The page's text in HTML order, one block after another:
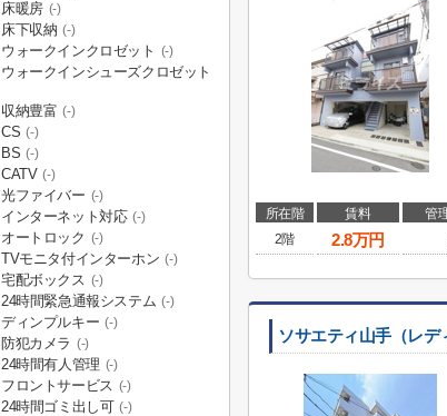
所在階 賃料 管
2階
2.8万円
ソサエティ山手（レデ
床暖房 (-)
床下収納 (-)
ウォークインクロゼット (-)
ウォークインシューズクロゼット
収納豊富 (-)
CS (-)
BS (-)
CATV (-)
光ファイバー (-)
インターネット対応 (-)
オートロック (-)
TVモニタ付インターホン (-)
宅配ボックス (-)
24時間緊急通報システム (-)
ディンプルキー (-)
防犯カメラ (-)
24時間有人管理 (-)
フロントサービス (-)
24時間ゴミ出し可 (-)